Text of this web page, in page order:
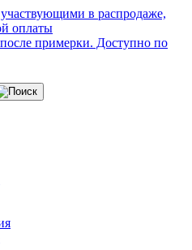
участвующими в распродаже,
оплаты
примерки. Доступно по